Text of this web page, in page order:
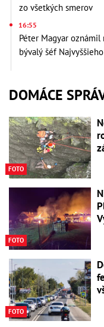
zo všetkých smerov
16:55
Péter Magyar
bývalý šéf
DOMÁCE
FOTO
FOTO
FOTO